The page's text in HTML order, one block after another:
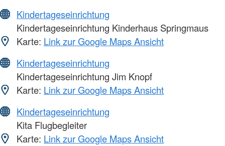
Kindertageseinrichtung
Kindertageseinrichtung Kinderhaus Springmaus
Karte: Link zur Google Maps Ansicht
Kindertageseinrichtung
Kindertageseinrichtung Jim Knopf
Karte: Link zur Google Maps Ansicht
Kindertageseinrichtung
Kita Flugbegleiter
Karte: Link zur Google Maps Ansicht